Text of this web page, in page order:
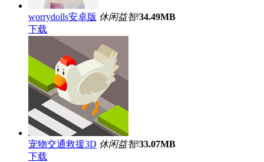
worrydolls安卓版 休闲益智/34.49MB
下载
宠物交通救援3D 休闲益智/33.07MB
下载